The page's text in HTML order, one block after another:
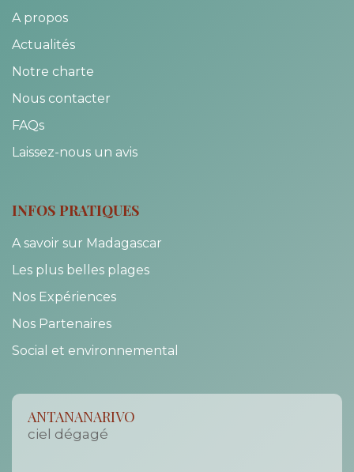
A propos
Actualités
Notre charte
Nous contacter
FAQs
Laissez-nous un avis
INFOS PRATIQUES
A savoir sur Madagascar
Les plus belles plages
Nos Expériences
Nos Partenaires
Social et environnemental
ANTANANARIVO
ciel dégagé